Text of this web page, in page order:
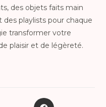
des objets faits main
playlists pour chaque
transformer votre
plaisir et de légèreté.